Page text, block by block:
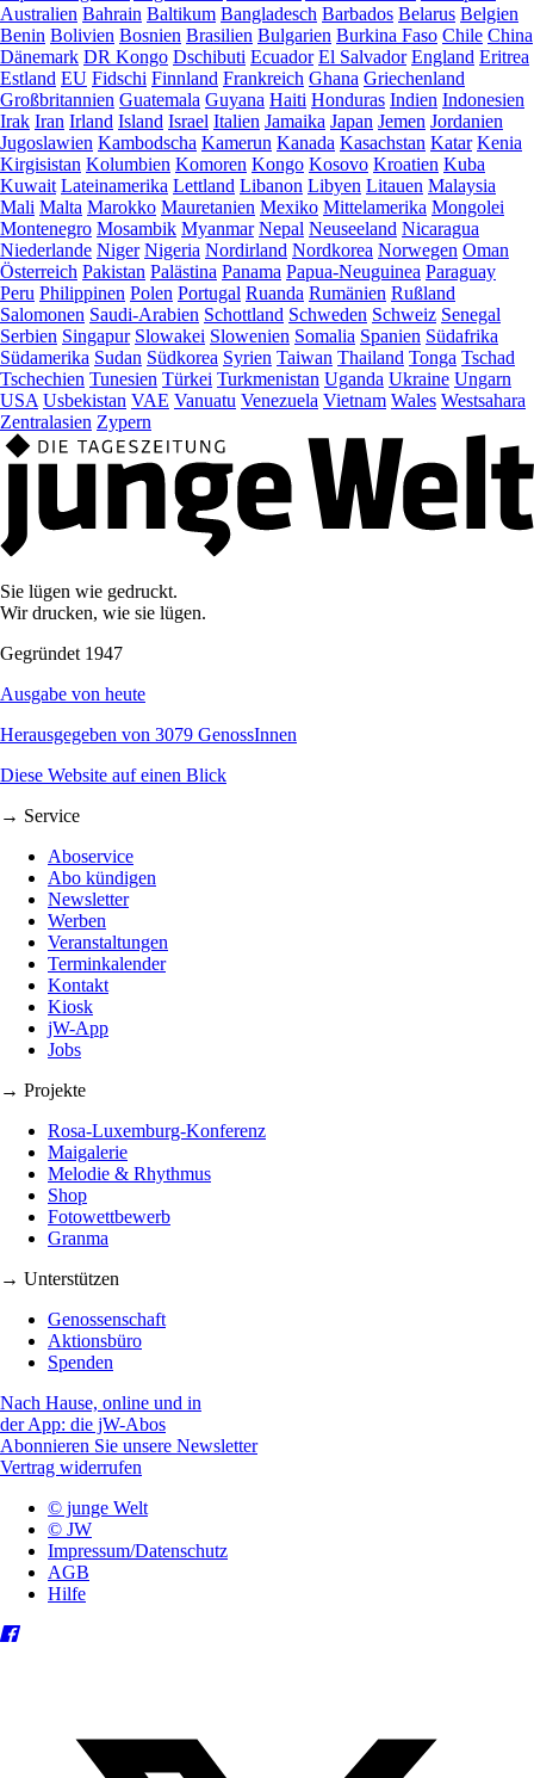
Australien Bahrain Baltikum Bangladesch Barbados Belarus Belgien
Benin Bolivien Bosnien Brasilien Bulgarien Burkina Faso Chile China
Dänemark DR Kongo Dschibuti Ecuador El Salvador England Eritrea
Estland EU Fidschi Finnland Frankreich Ghana Griechenland
Großbritannien Guatemala Guyana Haiti Honduras Indien Indonesien
Irak Iran Irland Island Israel Italien Jamaika Japan Jemen Jordanien
Jugoslawien Kambodscha Kamerun Kanada Kasachstan Katar Kenia
Kirgisistan Kolumbien Komoren Kongo Kosovo Kroatien Kuba
Kuwait Lateinamerika Lettland Libanon Libyen Litauen Malaysia
Mali Malta Marokko Mauretanien Mexiko Mittelamerika Mongolei
Montenegro Mosambik Myanmar Nepal Neuseeland Nicaragua
Niederlande Niger Nigeria Nordirland Nordkorea Norwegen Oman
Österreich Pakistan Palästina Panama Papua-Neuguinea Paraguay
Peru Philippinen Polen Portugal Ruanda Rumänien Rußland
Salomonen Saudi-Arabien Schottland Schweden Schweiz Senegal
Serbien Singapur Slowakei Slowenien Somalia Spanien Südafrika
Südamerika Sudan Südkorea Syrien Taiwan Thailand Tonga Tschad
Tschechien Tunesien Türkei Turkmenistan Uganda Ukraine Ungarn
USA Usbekistan VAE Vanuatu Venezuela Vietnam Wales Westsahara
Zentralasien Zypern
Sie lügen wie gedruckt.
Wir drucken, wie sie lügen.
Gegründet 1947
Ausgabe von heute
Herausgegeben von 3079 GenossInnen
Diese Website auf einen Blick
→ Service
Aboservice
Abo kündigen
Newsletter
Werben
Veranstaltungen
Terminkalender
Kontakt
Kiosk
jW-App
Jobs
→ Projekte
Rosa-Luxemburg-Konferenz
Maigalerie
Melodie & Rhythmus
Shop
Fotowettbewerb
Granma
→ Unterstützen
Genossenschaft
Aktionsbüro
Spenden
Nach Hause, online und in
der App: die jW-Abos
Abonnieren Sie unsere Newsletter
Vertrag widerrufen
© junge Welt
© JW
Impressum/Datenschutz
AGB
Hilfe